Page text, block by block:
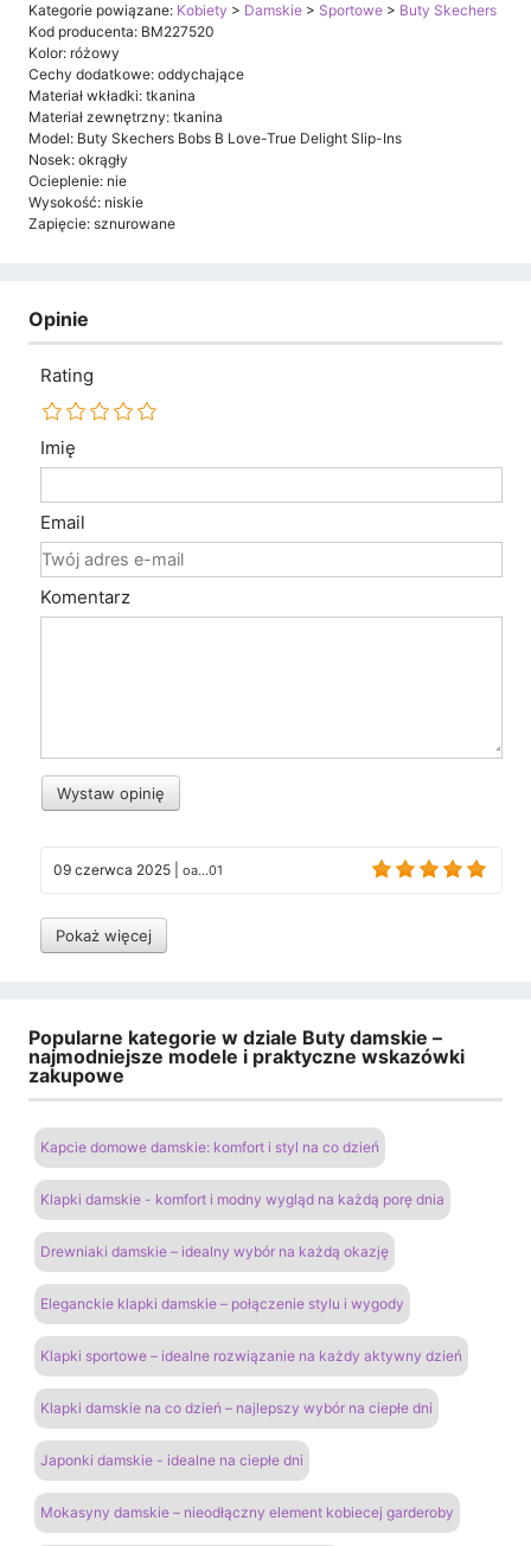
Kategorie powiązane: Kobiety > Damskie > Sportowe > Buty Skechers
Kod producenta: BM227520
Kolor: różowy
Cechy dodatkowe: oddychające
Materiał wkładki: tkanina
Materiał zewnętrzny: tkanina
Model: Buty Skechers Bobs B Love-True Delight Slip-Ins
Nosek: okrągły
Ocieplenie: nie
Wysokość: niskie
Zapięcie: sznurowane
Opinie
Rating
Imię
Email
Komentarz
Wystaw opinię
09 czerwca 2025 oa...01
Pokaż więcej
Popularne kategorie w dziale Buty damskie –
najmodniejsze modele i praktyczne wskazówki
zakupowe
Kapcie domowe damskie: komfort i styl na co dzień
Klapki damskie - komfort i modny wygląd na każdą porę dnia
Drewniaki damskie – idealny wybór na każdą okazję
Eleganckie klapki damskie – połączenie stylu i wygody
Klapki sportowe – idealne rozwiązanie na każdy aktywny dzień
Klapki damskie na co dzień – najlepszy wybór na ciepłe dni
Japonki damskie - idealne na ciepłe dni
Mokasyny damskie – nieodłączny element kobiecej garderoby